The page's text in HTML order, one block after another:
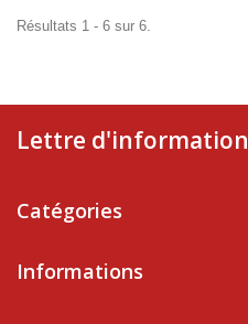
Résultats 1 - 6 sur 6.
Lettre d'information
Catégories
Informations